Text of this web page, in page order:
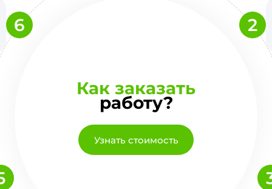
Как заказать
работу?
Узнать стоимость
2
6